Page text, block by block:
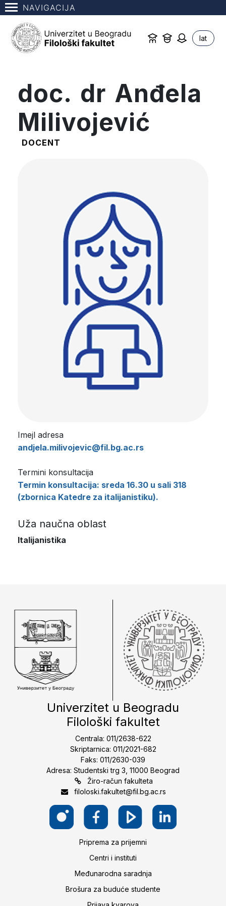
NAVIGACIJA
lat
doc. dr Anđela
Milivojević
DOCENT
Imejl adresa
andjela.milivojevic@fil.bg.ac.rs
Termini konsultacija
Termin konsultacija: sreda 16.30 u sali 318
(zbornica Katedre za italijanistiku).
Uža naučna oblast
Italijanistika
Univerzitet u Beogradu
Filološki fakultet
Centrala: 011/2638-622
Skriptarnica: 011/2021-682
Faks: 011/2630-039
Adresa: Studentski trg 3, 11000 Beograd
Žiro-račun fakulteta
filoloski.fakultet@fil.bg.ac.rs
Priprema za prijemni
Centri i instituti
Međunarodna saradnja
Brošura za buduće studente